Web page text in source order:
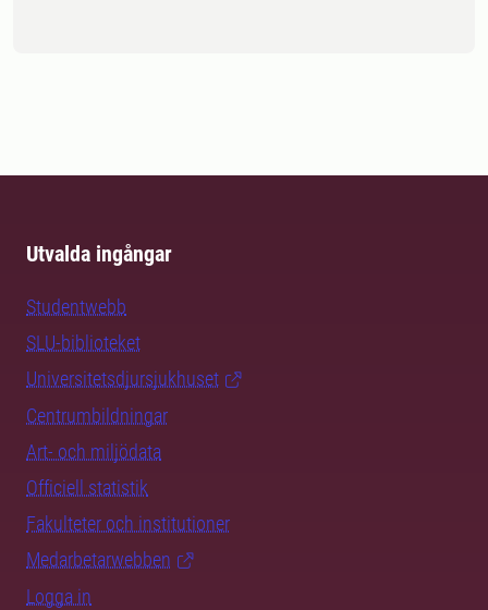
Utvalda ingångar
Studentwebb
SLU-biblioteket
Universitetsdjursjukhuset
Centrumbildningar
Art- och miljödata
Officiell statistik
Fakulteter och institutioner
Medarbetarwebben
Logga in